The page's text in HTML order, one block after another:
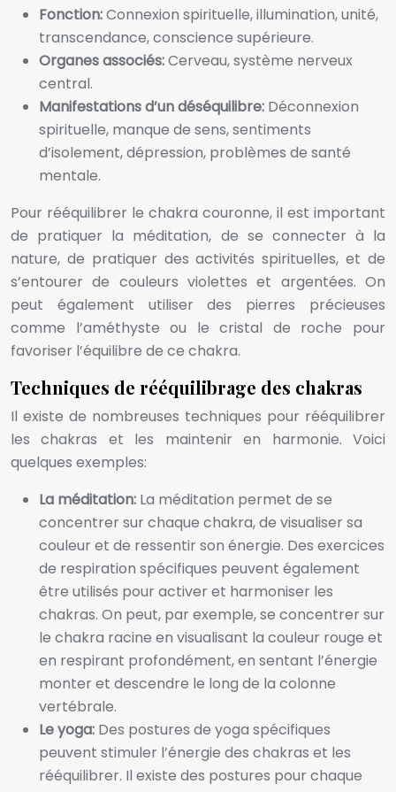
Fonction:Connexion spirituelle, illumination, unité,
transcendance, conscience supérieure.
Organes associés:Cerveau, système nerveux
central.
Manifestations d’un déséquilibre: Déconnexion
spirituelle, manque de sens, sentiments
d’isolement, dépression, problèmes de santé
mentale.
Pour rééquilibrer le chakra couronne, il est important
de pratiquer la méditation, de se connecter à la
nature, de pratiquer des activités spirituelles, et de
s’entourer de couleurs violettes et argentées. On
peut également utiliser des pierres précieuses
comme l’améthyste ou le cristal de roche pour
favoriser l’équilibre de ce chakra.
Techniques de rééquilibrage des chakras
Il existe de nombreuses techniques pour rééquilibrer
les chakras et les maintenir en harmonie. Voici
quelques exemples:
La méditation: La méditation permet de se
concentrer sur chaque chakra, de visualiser sa
couleur et de ressentir son énergie. Des exercices
de respiration spécifiques peuvent également
être utilisés pour activer et harmoniser les
chakras. On peut, par exemple, se concentrer sur
le chakra racine en visualisant la couleur rouge et
en respirant profondément, en sentant l’énergie
monter et descendre le long de la colonne
vertébrale.
Le yoga: Des postures de yoga spécifiques
peuvent stimuler l’énergie des chakras et les
rééquilibrer. Il existe des postures pour chaque